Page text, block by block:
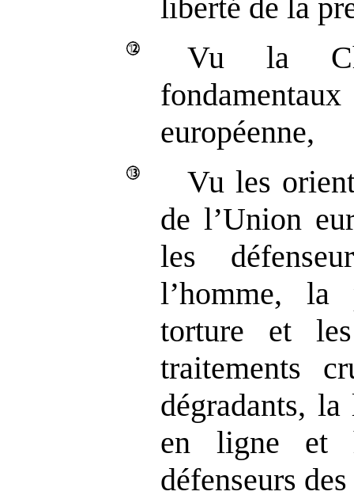
liberté de la
Vu la
européenne,
Vu les
de l’Union
les
l’homme,
torture et
traitements
dégradants, la
en ligne et
défenseurs